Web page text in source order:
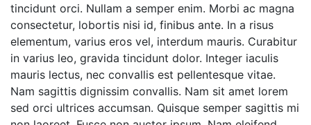
tincidunt orci. Nullam a semper enim. Morbi ac magna
consectetur, lobortis nisi id, finibus ante. In a risus
elementum, varius eros vel, interdum mauris. Curabitur
in varius leo, gravida tincidunt dolor. Integer iaculis
mauris lectus, nec convallis est pellentesque vitae.
Nam sagittis dignissim convallis. Nam sit amet lorem
sed orci ultrices accumsan. Quisque semper sagittis mi